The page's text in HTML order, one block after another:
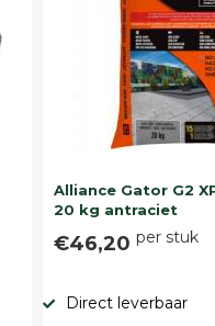
Alliance Gator G2
20 kg antraciet
€46,20 per stuk
Direct leverbaar